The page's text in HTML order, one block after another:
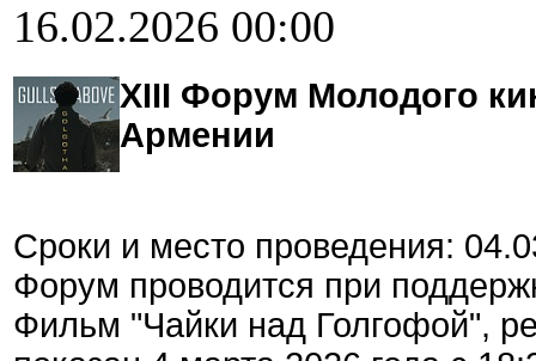
16.02.2026 00:00
XIII Форум Молодого
Армении
Сроки и место проведения:
Форум проводится при
Фильм "Чайки над Голгофой",